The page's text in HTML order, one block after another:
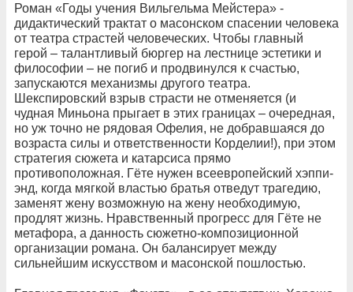
Роман «Годы учения Вильгельма Мейстера» -
дидактический трактат о масонском спасении человека
от театра страстей человеческих. Чтобы главный
герой – талантливый бюргер на лестнице эстетики и
философии – не погиб и продвинулся к счастью,
запускаются механизмы другого театра.
Шекспировский взрыв страсти не отменяется (и
чудная Миньона прыгает в этих границах – очередная,
но уж точно не рядовая Офелия, не добравшаяся до
возраста силы и ответственности Корделии!), при этом
стратегия сюжета и катарсиса прямо
противоположная. Гёте нужен всеевропейский хэппи-
энд, когда мягкой властью братья отведут трагедию,
заменят жену возможную на жену необходимую,
продлят жизнь. Нравственный прогресс для Гёте не
метафора, а данность сюжетно-композиционной
организации романа. Он балансирует между
сильнейшим искусством и масонской пошлостью.